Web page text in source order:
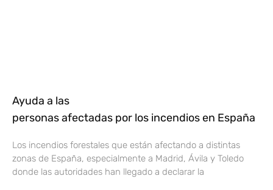
Ayuda a las
personas afectadas por los incendios en España
Los incendios forestales que están afectando a distintas
zonas de España, especialmente a Madrid, Ávila y Toledo
donde las autoridades han llegado a declarar la